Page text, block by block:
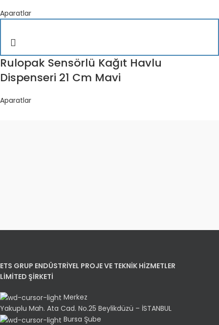
Aparatlar
Rulopak Sensörlü Kağıt Havlu
Dispenseri 21 Cm Mavi
Aparatlar
ETS GRUP ENDÜSTRİYEL PROJE VE TEKNİK HİZMETLER
LİMİTED ŞİRKETİ
Merkez
Yakuplu Mah. Ata Cad. No.25 Beylikdüzü – İSTANBUL
Bursa Şube